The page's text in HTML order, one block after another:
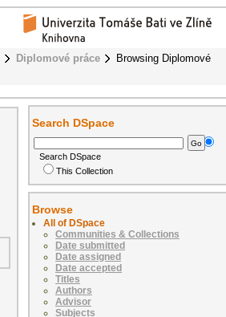
Diplomové práce
Browsing Diplomové
Search DSpace
Search DSpace
This Collection
Browse
All of DSpace
Communities & Collections
Date submitted
Date assigned
Date accepted
Titles
Authors
Advisor
Subjects